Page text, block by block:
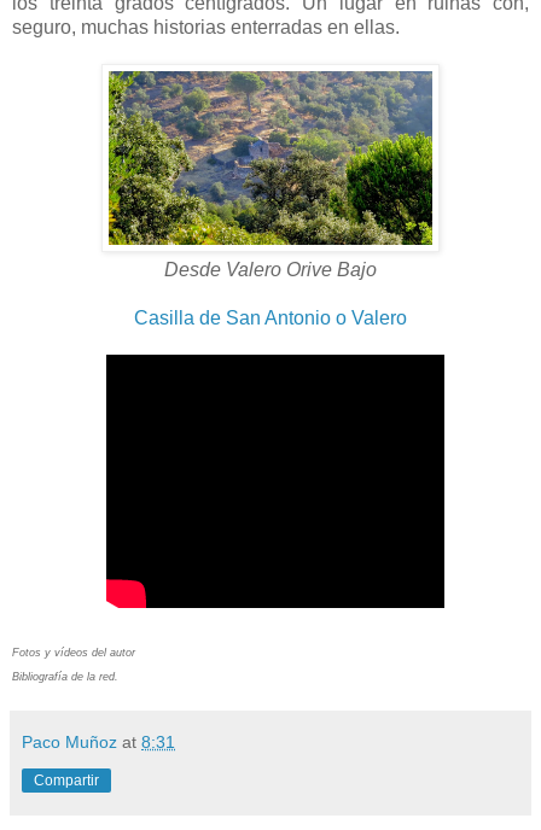
seguro, muchas historias enterradas en ellas.
Desde Valero Orive Bajo
Casilla de San Antonio o Valero
Fotos y vídeos del autor
Bibliografía de la red.
Paco Muñoz at 8:31
Compartir